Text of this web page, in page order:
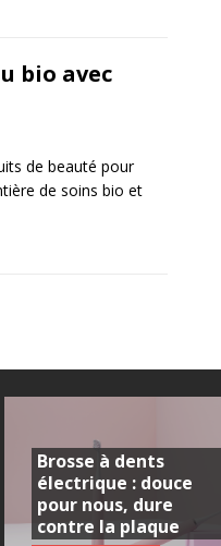
bio avec
de beauté pour
de soins bio et
Brosse à dents
électrique : douce
pour nous, dure
contre la plaque